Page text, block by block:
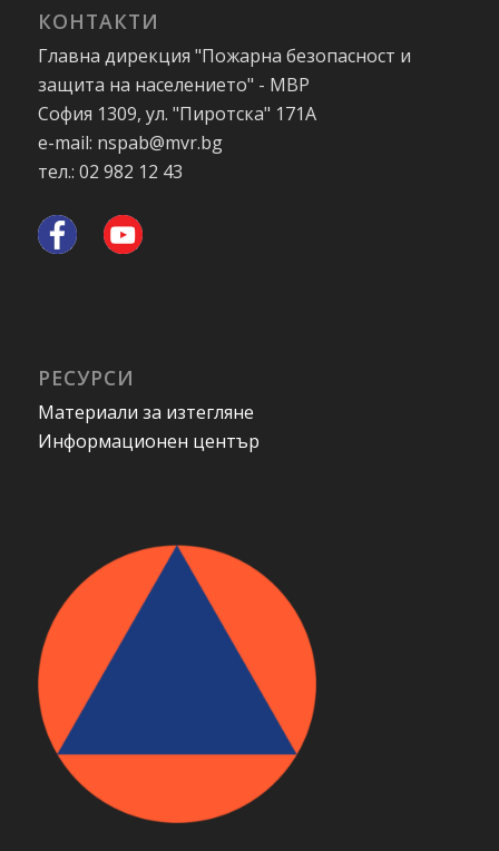
КОНТАКТИ
Главна дирекция "Пожарна безопасност и
защита на населението" - МВР
София 1309, ул. "Пиротска" 171А
e-mail: nspab@mvr.bg
тел.: 02 982 12 43
РЕСУРСИ
Материали за изтегляне
Информационен център